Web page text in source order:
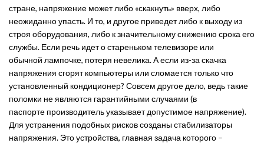
стране, напряжение может либо «скакнуть» вверх, либо
неожиданно упасть. И то, и другое приведет либо к выходу из
строя оборудования, либо к значительному снижению срока его
службы. Если речь идет о стареньком телевизоре или
обычной лампочке, потеря невелика. А если из-за скачка
напряжения сгорят компьютеры или сломается только что
установленный кондиционер? Совсем другое дело, ведь такие
поломки не являются гарантийными случаями (в
паспорте производитель указывает допустимое напряжение).
Для устранения подобных рисков созданы стабилизаторы
напряжения. Это устройства, главная задача которого –